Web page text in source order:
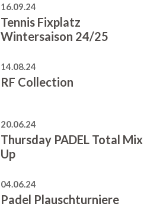
16.09.24
Tennis Fixplatz
Wintersaison 24/25
14.08.24
RF Collection
20.06.24
Thursday PADEL Total Mix
Up
04.06.24
Padel Plauschturniere